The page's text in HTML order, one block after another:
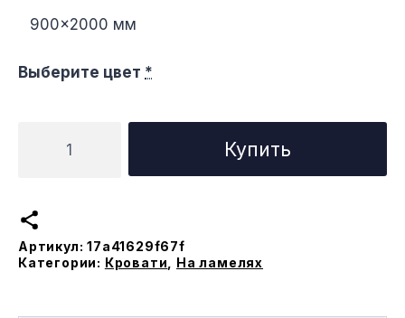
900×2000 мм
Выберите цвет *
товара
Мальорка
на
ламеляx
Купить
Артикул:17a41629f67f
Категории: Кровати На ламелях